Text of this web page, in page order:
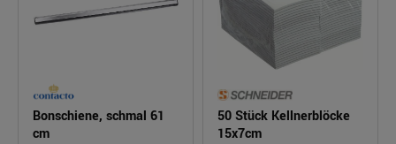
Bonschiene, schmal 61
cm
50 Stück Kellnerblöcke
15x7cm